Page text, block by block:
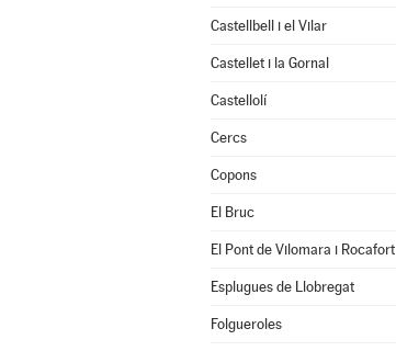
Castellbell i el Vilar
Castellet i la Gornal
Castellolí
Cercs
Copons
El Bruc
El Pont de Vilomara i Rocafort
Esplugues de Llobregat
Folgueroles